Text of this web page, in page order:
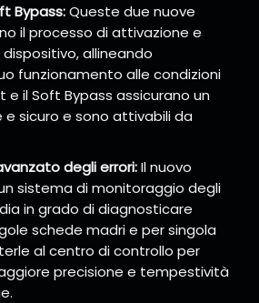
Bypass:Queste due nuove
il processo di attivazione e
allineando
funzionamento alle condizioni
e il Soft Bypass assicurano un
e sicuro e sono attivabili da
degli errori:Il nuovo
sistema di monitoraggio degli
in grado di diagnosticare
schede madri e per singola
al centro di controllo per
precisione e tempestività